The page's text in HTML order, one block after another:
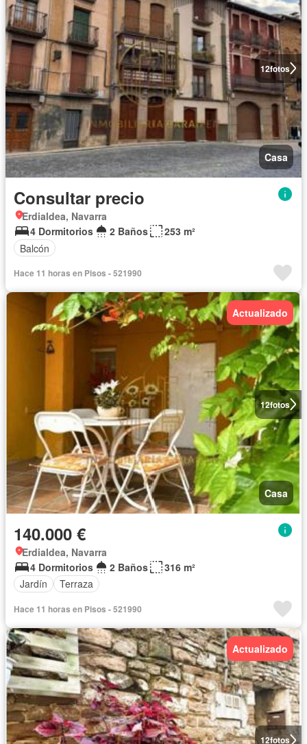
12fotos
Casa
Consultar precio
Erdialdea, Navarra
4 Dormitorios
2 Baños
253 m²
Balcón
Hace 11 horas en Pisos - 521990
12fotos
Actualizado
Casa
140.000 €
Erdialdea, Navarra
4 Dormitorios
2 Baños
316 m²
Jardín
Terraza
Hace 11 horas en Pisos - 521990
12fotos
Actualizado